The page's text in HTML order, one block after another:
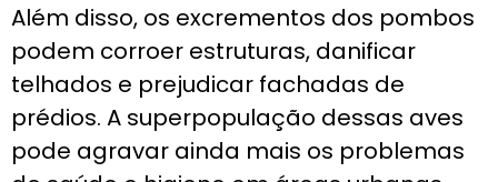
Além disso, os excrementos dos pombos
podem corroer estruturas, danificar
telhados e prejudicar fachadas de
prédios. A superpopulação dessas aves
pode agravar ainda mais os problemas